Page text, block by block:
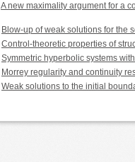
A new maximality argument for a
Blow-up of weak solutions for the
Control-theoretic properties of
Symmetric hyperbolic systems
Morrey regularity and continuity
Weak solutions to the initial